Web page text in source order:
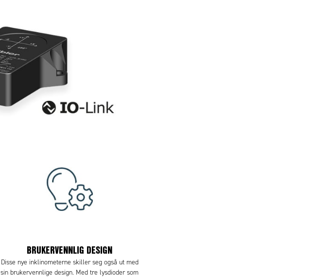
BRUKERVENNLIG DESIGN
Disse nye inklinometerne skiller seg også ut med
sin brukervennlige design. Med tre lysdioder som